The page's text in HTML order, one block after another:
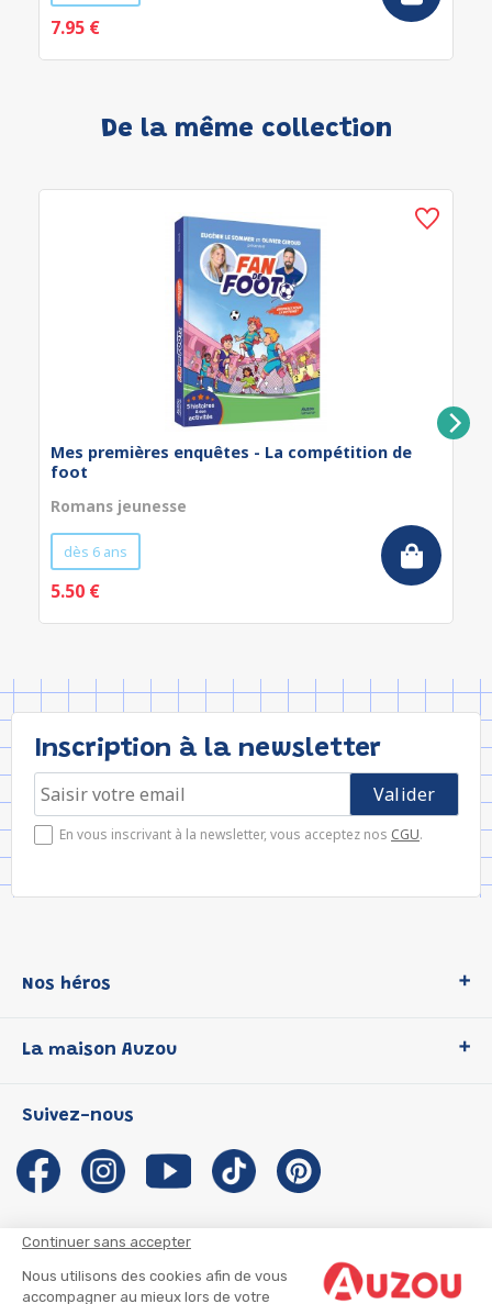
Continuer sans accepter
Nous utilisons des cookies afin de vous
accompagner au mieux lors de votre
7.95 €
De la même collection
Mes premières enquêtes - La compétition de
foot
Romans jeunesse
dès 6 ans
5.50 €
Inscription à la newsletter
En vous inscrivant à la newsletter, vous acceptez nos CGU.
Nos héros
P'tit Loup
Les Influenceuses
Migali
Petite Taupe
La maison Auzou
Notre histoire
Auzou s'engage
Auteurs et illustrateurs Auzou
Suivre mon colis
Suivez-nous
CGU